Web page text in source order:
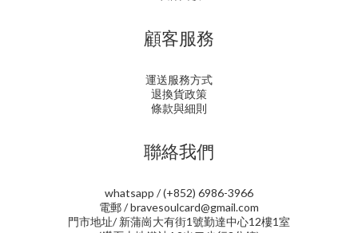
顧客服務
運送服務方式
退換貨政策
條款與細則
聯絡我們
whatsapp / (+852) 6986-3966
電郵 / bravesoulcard@gmail.com
門市地址/ 新蒲崗大有街1號勤達中心12樓1室